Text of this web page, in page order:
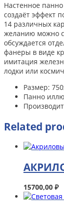
Настенное
создаёт эффект
14 различных
желанию можно
обсуждается
фанеры в виде
имитация
лодки или
Размер:
Панно
Related
15700,00 ₽